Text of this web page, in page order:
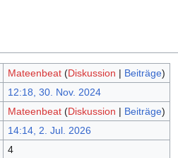
Mateenbeat (Diskussion | Beiträge)
12:18, 30. Nov. 2024
Mateenbeat (Diskussion | Beiträge)
14:14, 2. Jul. 2026
4